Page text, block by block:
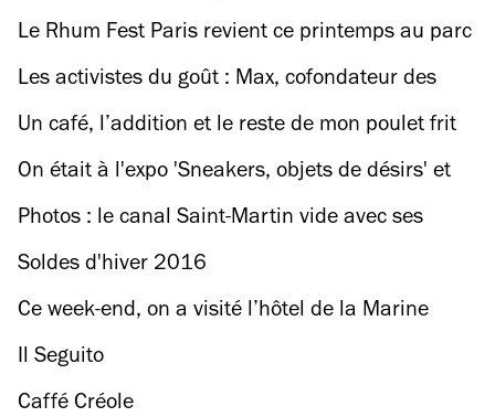
Le Rhum Fest Paris revient ce printemps au parc
Floral de Vincennes
Les activistes du goût : Max, cofondateur des
Gars’pilleurs
Un café, l’addition et le reste de mon poulet frit
dans un doggy bag svp !
On était à l'expo 'Sneakers, objets de désirs' et
on a pris notre pied !
Photos : le canal Saint-Martin vide avec ses
détritus
Soldes d'hiver 2016
Ce week-end, on a visité l’hôtel de la Marine
avant sa fermeture
Il Seguito
Caffé Créole